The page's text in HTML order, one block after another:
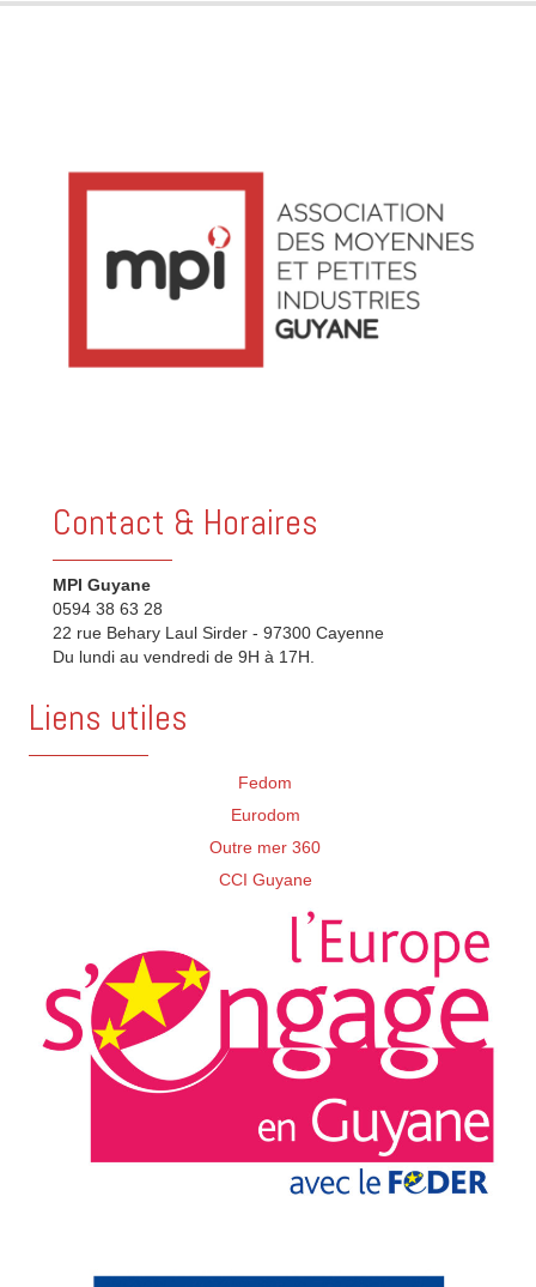
Contact & Horaires
MPI Guyane
0594 38 63 28
22 rue Behary Laul Sirder - 97300 Cayenne
Du lundi au vendredi de 9H à 17H.
Liens utiles
Fedom
Eurodom
Outre mer 360
CCI Guyane